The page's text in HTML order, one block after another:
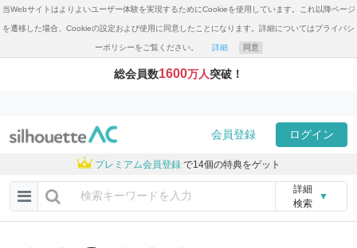
当Webサイトはよりよいユーザー体験を実現するためにCookieを使用しています。これ以降ページ
を遷移した場合、Cookieの設定および使用に同意したことになります。詳細についてはプライバシ
ーポリシーをご覧ください。 詳細 同意
総会員数1600万人突破！
会員登録 ログイン
プレミアム会員登録 で14個の特典をゲット
詳細
検索
▼